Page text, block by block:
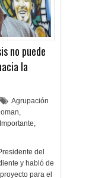
no puede
la
Agrupación
,
Importante,
del
y habló de
para el